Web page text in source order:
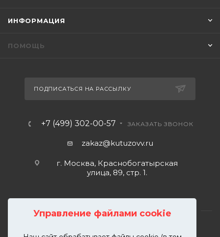
Управление файлами cookie
ИНФОРМАЦИЯ
ПОМОЩЬ
ПОДПИСАТЬСЯ НА РАССЫЛКУ
+7 (499) 302-00-57 ЗАКАЗАТЬ ЗВОНОК
zakaz@kutuzovv.ru
г. Москва, Краснобогатырская
улица, 89, стр. 1.